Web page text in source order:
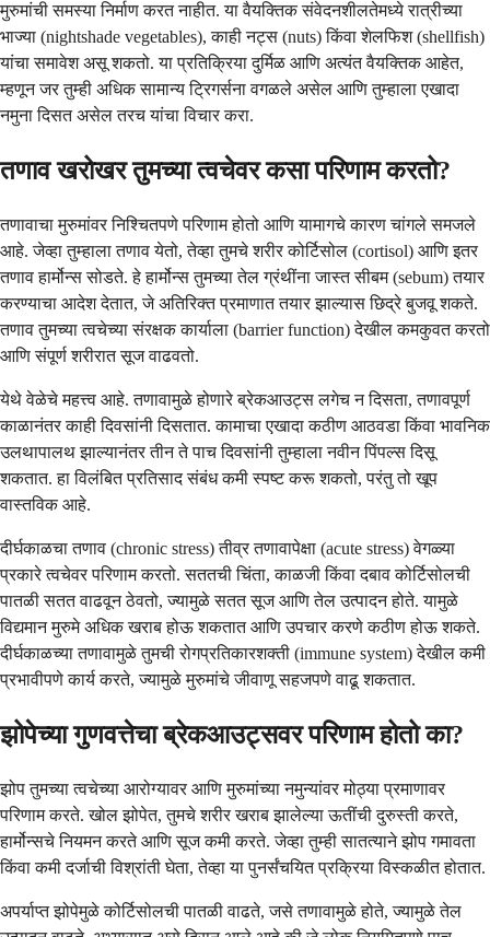
मुरुमांची समस्या निर्माण करत नाहीत. या वैयक्तिक संवेदनशीलतेमध्ये रात्रीच्या
भाज्या (nightshade vegetables), काही नट्स (nuts) किंवा शेलफिश (shellfish)
यांचा समावेश असू शकतो. या प्रतिक्रिया दुर्मिळ आणि अत्यंत वैयक्तिक आहेत,
म्हणून जर तुम्ही अधिक सामान्य ट्रिगर्सना वगळले असेल आणि तुम्हाला एखादा
नमुना दिसत असेल तरच यांचा विचार करा.
तणाव खरोखर तुमच्या त्वचेवर कसा परिणाम करतो?
तणावाचा मुरुमांवर निश्चितपणे परिणाम होतो आणि यामागचे कारण चांगले समजले
आहे. जेव्हा तुम्हाला तणाव येतो, तेव्हा तुमचे शरीर कोर्टिसोल (cortisol) आणि इतर
तणाव हार्मोन्स सोडते. हे हार्मोन्स तुमच्या तेल ग्रंथींना जास्त सीबम (sebum) तयार
करण्याचा आदेश देतात, जे अतिरिक्त प्रमाणात तयार झाल्यास छिद्रे बुजवू शकते.
तणाव तुमच्या त्वचेच्या संरक्षक कार्याला (barrier function) देखील कमकुवत करतो
आणि संपूर्ण शरीरात सूज वाढवतो.
येथे वेळेचे महत्त्व आहे. तणावामुळे होणारे ब्रेकआउट्स लगेच न दिसता, तणावपूर्ण
काळानंतर काही दिवसांनी दिसतात. कामाचा एखादा कठीण आठवडा किंवा भावनिक
उलथापालथ झाल्यानंतर तीन ते पाच दिवसांनी तुम्हाला नवीन पिंपल्स दिसू
शकतात. हा विलंबित प्रतिसाद संबंध कमी स्पष्ट करू शकतो, परंतु तो खूप
वास्तविक आहे.
दीर्घकाळचा तणाव (chronic stress) तीव्र तणावापेक्षा (acute stress) वेगळ्या
प्रकारे त्वचेवर परिणाम करतो. सततची चिंता, काळजी किंवा दबाव कोर्टिसोलची
पातळी सतत वाढवून ठेवतो, ज्यामुळे सतत सूज आणि तेल उत्पादन होते. यामुळे
विद्यमान मुरुमे अधिक खराब होऊ शकतात आणि उपचार करणे कठीण होऊ शकते.
दीर्घकाळच्या तणावामुळे तुमची रोगप्रतिकारशक्ती (immune system) देखील कमी
प्रभावीपणे कार्य करते, ज्यामुळे मुरुमांचे जीवाणू सहजपणे वाढू शकतात.
झोपेच्या गुणवत्तेचा ब्रेकआउट्सवर परिणाम होतो का?
झोप तुमच्या त्वचेच्या आरोग्यावर आणि मुरुमांच्या नमुन्यांवर मोठ्या प्रमाणावर
परिणाम करते. खोल झोपेत, तुमचे शरीर खराब झालेल्या ऊतींची दुरुस्ती करते,
हार्मोन्सचे नियमन करते आणि सूज कमी करते. जेव्हा तुम्ही सातत्याने झोप गमावता
किंवा कमी दर्जाची विश्रांती घेता, तेव्हा या पुनर्संचयित प्रक्रिया विस्कळीत होतात.
अपर्याप्त झोपेमुळे कोर्टिसोलची पातळी वाढते, जसे तणावामुळे होते, ज्यामुळे तेल